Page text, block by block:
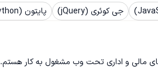
جی کوئری (jQuery) پایتون (Python)
مالی و اداری تحت وب مشغول به کار هستم.